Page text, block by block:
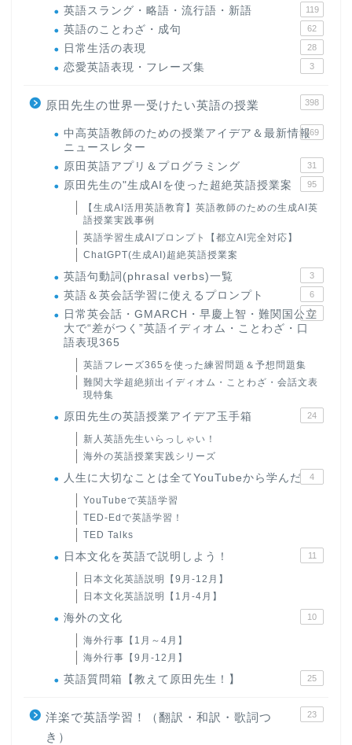
英語スラング・略語・流行語・新語 119
英語のことわざ・成句 62
日常生活の表現 28
恋愛英語表現・フレーズ集 3
原田先生の世界一受けたい英語の授業 398
中高英語教師のための授業アイデア＆最新情報
ニュースレター
169
原田英語アプリ＆プログラミング 31
原田先生の"生成AIを使った超絶英語授業案 95
【生成AI活用英語教育】英語教師のための生成AI英
語授業実践事例
英語学習生成AIプロンプト【都立AI完全対応】
ChatGPT(生成AI)超絶英語授業案
英語句動詞(phrasal verbs)一覧 3
英語＆英会話学習に使えるプロンプト 6
日常英会話・GMARCH・早慶上智・難関国公立
大で“差がつく”英語イディオム・ことわざ・口
語表現365
22
英語フレーズ365を使った練習問題＆予想問題集
難関大学超絶頻出イディオム・ことわざ・会話文表
現特集
原田先生の英語授業アイデア玉手箱 24
新人英語先生いらっしゃい！
海外の英語授業実践シリーズ
人生に大切なことは全てYouTubeから学んだ 4
YouTubeで英語学習
TED-Edで英語学習！
TED Talks
日本文化を英語で説明しよう！ 11
日本文化英語説明【9月-12月】
日本文化英語説明【1月-4月】
海外の文化 10
海外行事【1月～4月】
海外行事【9月-12月】
英語質問箱【教えて原田先生！】 25
洋楽で英語学習！（翻訳・和訳・歌詞つ
き）
23